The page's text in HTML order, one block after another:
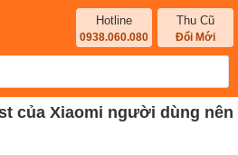
Hotline
0938.060.080
Thu Cũ
Đổi Mới
của Xiaomi người dùng nên